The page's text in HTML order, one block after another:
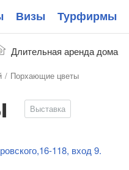
Длительная аренда дома
Визы Турфирмы
Порхающие цветы
Выставка
118, вход 9.